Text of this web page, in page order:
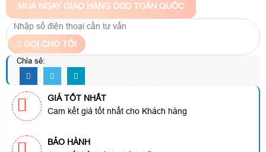
MUA NGAY GIAO HÀNG COD TOÀN QUỐC
GỌI CHO TÔI
Chia sẻ:
GIÁ TỐT NHẤT
Cam kết giá tốt nhất cho Khách hàng
BẢO HÀNH